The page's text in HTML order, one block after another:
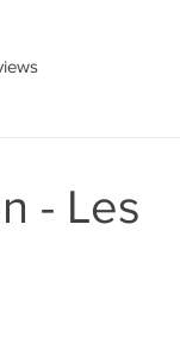
- Les